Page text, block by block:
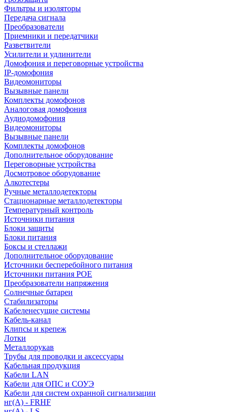
Фильтры и изоляторы
Передача сигнала
Преобразователи
Приемники и передатчики
Разветвители
Усилители и удлинители
Домофония и переговорные устройства
IP-домофония
Видеомониторы
Вызывные панели
Комплекты домофонов
Аналоговая домофония
Аудиодомофония
Видеомониторы
Вызывные панели
Комплекты домофонов
Дополнительное оборудование
Переговорные устройства
Досмотровое оборудование
Алкотестеры
Ручные металлодетекторы
Стационарные металлодетекторы
Температурный контроль
Источники питания
Блоки защиты
Блоки питания
Боксы и стеллажи
Дополнительное оборудование
Источники бесперебойного питания
Источники питания POE
Преобразователи напряжения
Солнечные батареи
Стабилизаторы
Кабеленесущие системы
Кабель-канал
Клипсы и крепеж
Лотки
Металлорукав
Трубы для проводки и аксессуары
Кабельная продукция
Кабели LAN
Кабели для ОПС и СОУЭ
Кабели для систем охранной сигнализации
нг(A) - FRHF